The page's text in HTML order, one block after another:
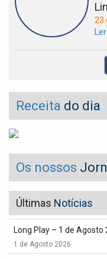
23
Receita do dia
Os nossos
Últimas Notícias
Long Play – 1 de Agosto
1 de Agosto 2026